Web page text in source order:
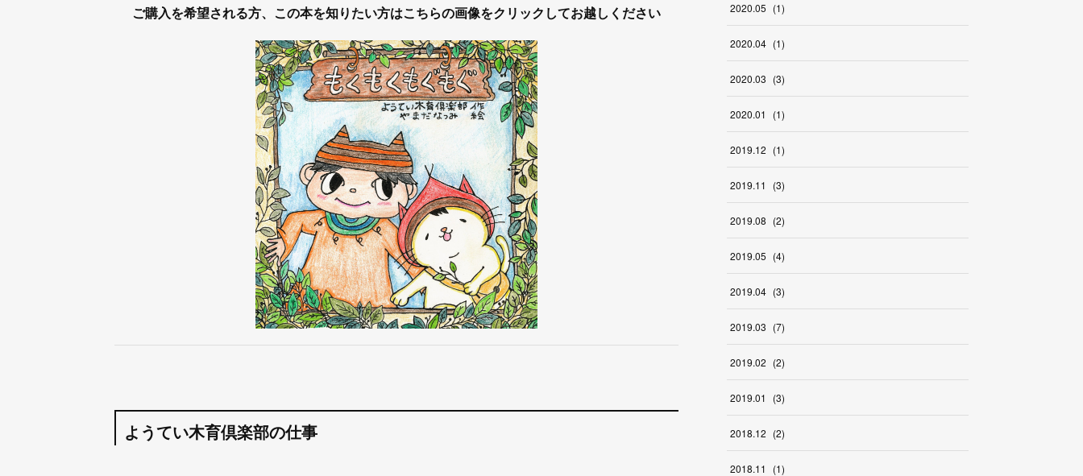
ご購入を希望される方、この本を知りたい方はこちらの画像をクリックしてお越しください
ようてい木育倶楽部の仕事
2020.05 (1)
2020.04 (1)
2020.03 (3)
2020.01 (1)
2019.12 (1)
2019.11 (3)
2019.08 (2)
2019.05 (4)
2019.04 (3)
2019.03 (7)
2019.02 (2)
2019.01 (3)
2018.12 (2)
2018.11 (1)